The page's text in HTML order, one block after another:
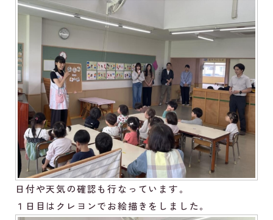
日付や天気の確認も行なっています。
１日目はクレヨンでお絵描きをしました。